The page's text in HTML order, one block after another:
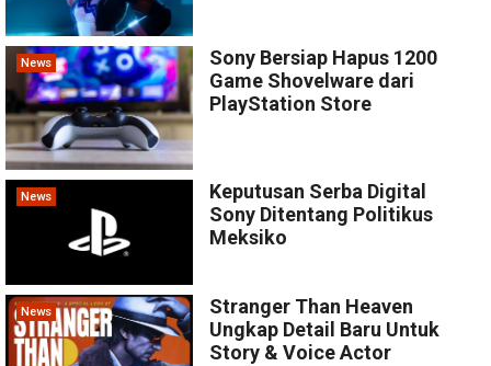
News
Sony Bersiap Hapus 1200
Game Shovelware dari
PlayStation Store
News
Keputusan Serba Digital
Sony Ditentang Politikus
Meksiko
News
Stranger Than Heaven
Ungkap Detail Baru Untuk
Story & Voice Actor